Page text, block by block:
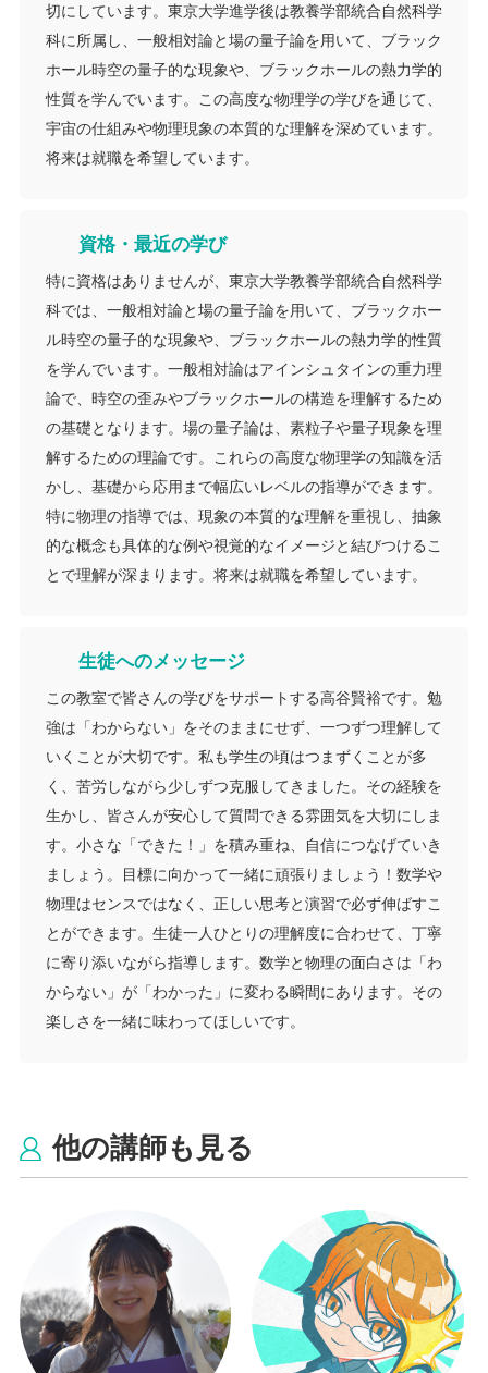
切にしています。東京大学進学後は教養学部統合自然科学
科に所属し、一般相対論と場の量子論を用いて、ブラック
ホール時空の量子的な現象や、ブラックホールの熱力学的
性質を学んでいます。この高度な物理学の学びを通じて、
宇宙の仕組みや物理現象の本質的な理解を深めています。
将来は就職を希望しています。
資格・最近の学び
特に資格はありませんが、東京大学教養学部統合自然科学
科では、一般相対論と場の量子論を用いて、ブラックホー
ル時空の量子的な現象や、ブラックホールの熱力学的性質
を学んでいます。一般相対論はアインシュタインの重力理
論で、時空の歪みやブラックホールの構造を理解するため
の基礎となります。場の量子論は、素粒子や量子現象を理
解するための理論です。これらの高度な物理学の知識を活
かし、基礎から応用まで幅広いレベルの指導ができます。
特に物理の指導では、現象の本質的な理解を重視し、抽象
的な概念も具体的な例や視覚的なイメージと結びつけるこ
とで理解が深まります。将来は就職を希望しています。
生徒へのメッセージ
この教室で皆さんの学びをサポートする高谷賢裕です。勉
強は「わからない」をそのままにせず、一つずつ理解して
いくことが大切です。私も学生の頃はつまずくことが多
く、苦労しながら少しずつ克服してきました。その経験を
生かし、皆さんが安心して質問できる雰囲気を大切にしま
す。小さな「できた！」を積み重ね、自信につなげていき
ましょう。目標に向かって一緒に頑張りましょう！数学や
物理はセンスではなく、正しい思考と演習で必ず伸ばすこ
とができます。生徒一人ひとりの理解度に合わせて、丁寧
に寄り添いながら指導します。数学と物理の面白さは「わ
からない」が「わかった」に変わる瞬間にあります。その
楽しさを一緒に味わってほしいです。
他の講師も見る